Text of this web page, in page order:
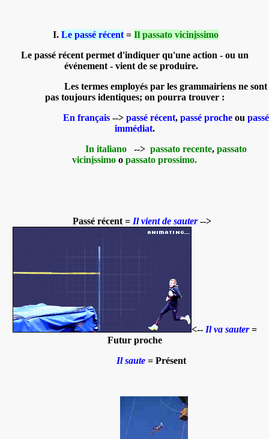
I. Le passé récent = Il passato vicinissimo
Le passé récent permet d'indiquer qu'une action - ou un
événement - vient de se produire.
Les termes employés par les grammairiens ne sont
pas toujours identiques; on pourra trouver :
En français--> passé récent, passé procheou passé
immédiat.
In italiano--> passato recente, passato
vicinissimo o passato prossimo.
Passé récent = Il vient de sauter-->
<-- Il va sauter=
Futur proche
Il saute = Présent